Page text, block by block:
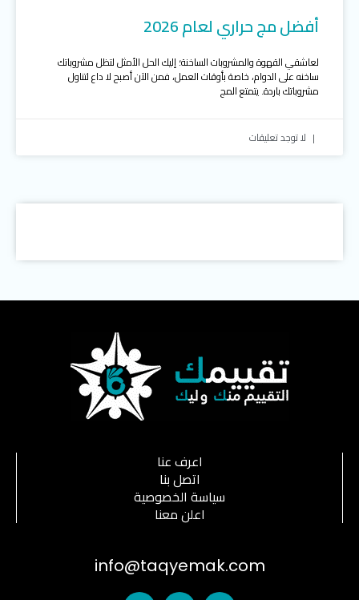
أفضل مج حراري لعام 2026
لعاشقي القهوة والمشروبات الساخنة؛ إليك الحل الأمثل لتظل مشروباتك
ساخنه على الدوام، خاصة بأوقات العمل، فمن الآن أصبح لا داع لتناول
مشروباتك باردة. يتمتع المج
لا توجد تعليقات
اعرف عنا
اتصل بنا
سياسة الخصوصية
اعلن معنا
info@taqyemak.com